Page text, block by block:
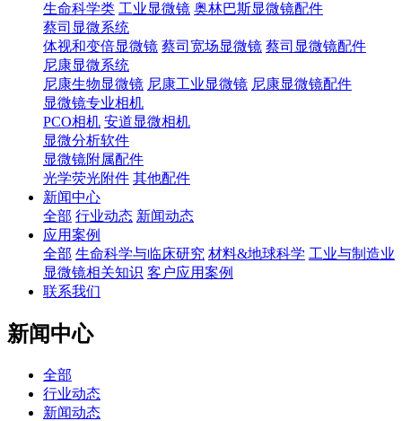
生命科学类 工业显微镜 奥林巴斯显微镜配件
蔡司显微系统
体视和变倍显微镜 蔡司宽场显微镜 蔡司显微镜配件
尼康显微系统
尼康生物显微镜 尼康工业显微镜 尼康显微镜配件
显微镜专业相机
PCO相机 安道显微相机
显微分析软件
显微镜附属配件
光学荧光附件 其他配件
新闻中心
全部 行业动态 新闻动态
应用案例
全部 生命科学与临床研究 材料&地球科学 工业与制造业
显微镜相关知识 客户应用案例
联系我们
新闻中心
全部
行业动态
新闻动态